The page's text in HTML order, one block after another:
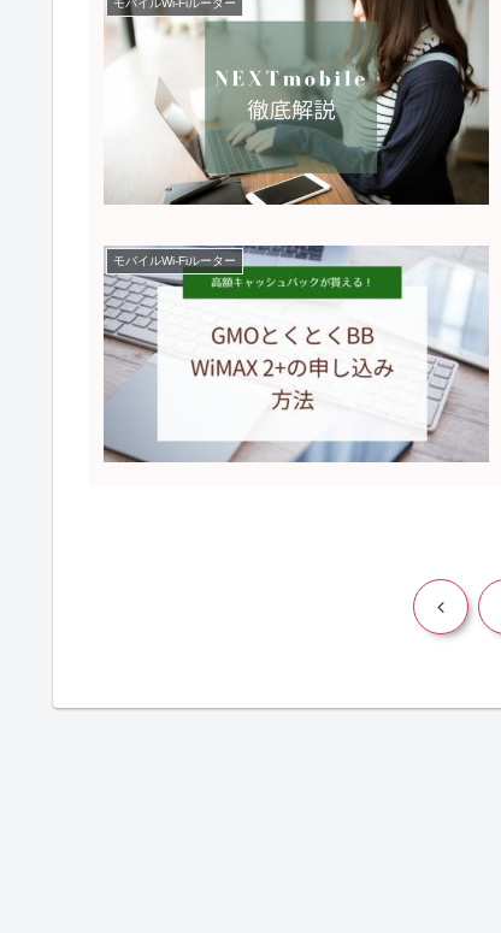
モバイルWi-Fiルーター
モバイルWi-Fiルーター
前